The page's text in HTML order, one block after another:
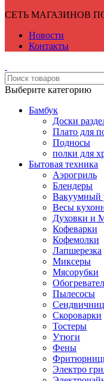
СЕТЬ МАГАЗИНОВ
Новости
Контакты
Выберите категорию
Бамбук
Доски
Плато для
Подносы
полки для
Бытовая техника
Аэрогриль
Блендеры
Вакуумный
Весы
Духовки и
Кофеварки
Кофемолки
Лапшерезка
Миксеры
Мясорубки
Пылесосы
Скороварки
Тостеры
Утюги
Фены
Электро